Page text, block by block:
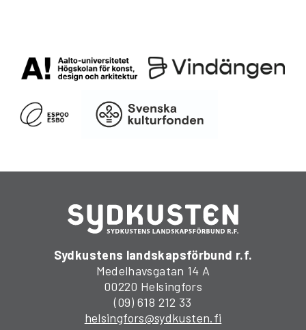
Sydkustens landskapsförbund r.f.
Medelhavsgatan 14 A
00220 Helsingfors
(09) 618 212 33
helsingfors@sydkusten.fi